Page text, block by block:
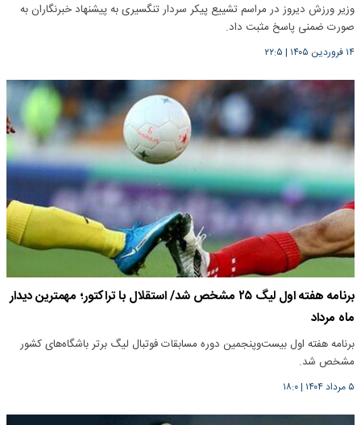
وزیر ورزش دیروز در مراسم تشییع پیکر سردار تنگسیری به پیشنهاد خبرنگاران به
صورت ضمنی پاسخ مثبت داد.
۱۴ فروردین ۱۴۰۵ | ۲۲:۵
برنامه هفته اول لیگ ۲۵ مشخص شد/ استقلال با تراکتور؛ مهمترین دیدار
ماه مرداد
برنامه هفته اول بیست‌وپنجمین دوره مسابقات فوتبال لیگ برتر باشگاه‌های کشور
مشخص شد.
۵ مرداد ۱۴۰۴ |۱۸:۰